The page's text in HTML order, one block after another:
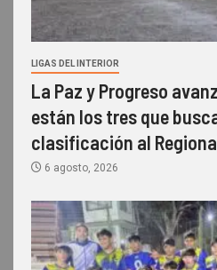
LIGAS DEL INTERIOR
La Paz y Progreso
están los tres que
clasificación al
6 agosto, 2026